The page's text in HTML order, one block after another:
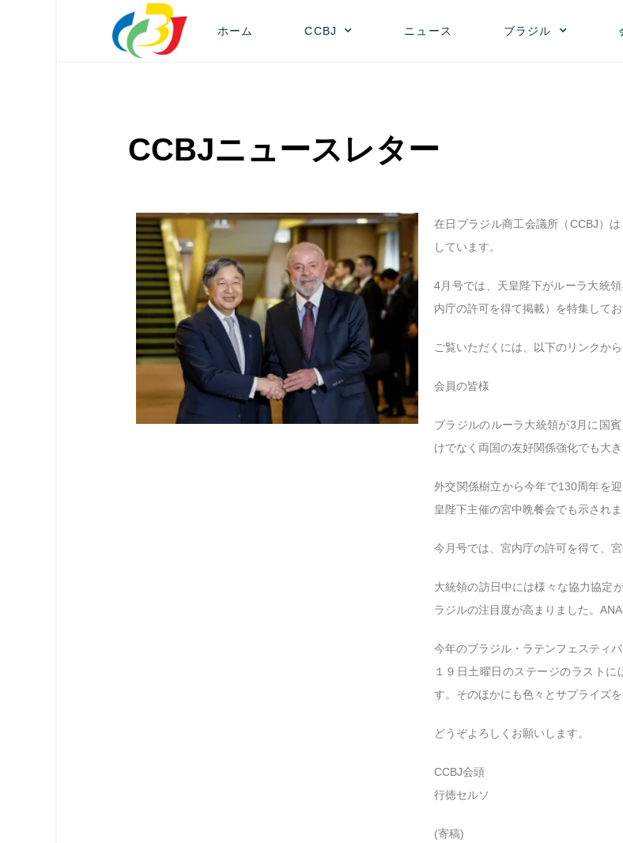
ホーム CCBJ ニュース ブラジル
CCBJニュースレター
在日ブラジル商工会議所（CCBJ）
しています。
4月号では、天皇陛下がルーラ大統
内庁の許可を得て掲載）を特集してお
ご覧いただくには、以下のリンクか
会員の皆様
ブラジルのルーラ大統領が3月に国
けでなく両国の友好関係強化でも大き
外交関係樹立から今年で130周年を
皇陛下主催の宮中晩餐会でも示されま
今月号では、宮内庁の許可を得て、
大統領の訪日中には様々な協力協定
ラジルの注目度が高まりました。
今年のブラジル・ラテンフェスティ
１９日土曜日のステージのラスト
す。そのほかにも色々とサプライズ
どうぞよろしくお願いします。
CCBJ会頭
行徳セルソ
(寄稿)